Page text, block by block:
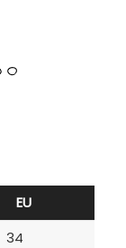
EU
34